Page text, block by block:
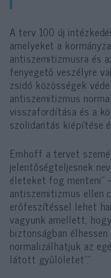
A terv 100 új
amelyeket a
antiszemitizmusra és
fenyegető veszélyre
zsidó közösségek
antiszemitizmus
visszafordítása és a
szolidaritás kiépítése
Emhoff a tervet
jelentőségteljesnek
életeket fog menteni”
antiszemitizmus ellen
erőfeszítéssel lehet
vagyunk amellett,
biztonságban
normalizálhatjuk az
látott gyűlöletet”.”